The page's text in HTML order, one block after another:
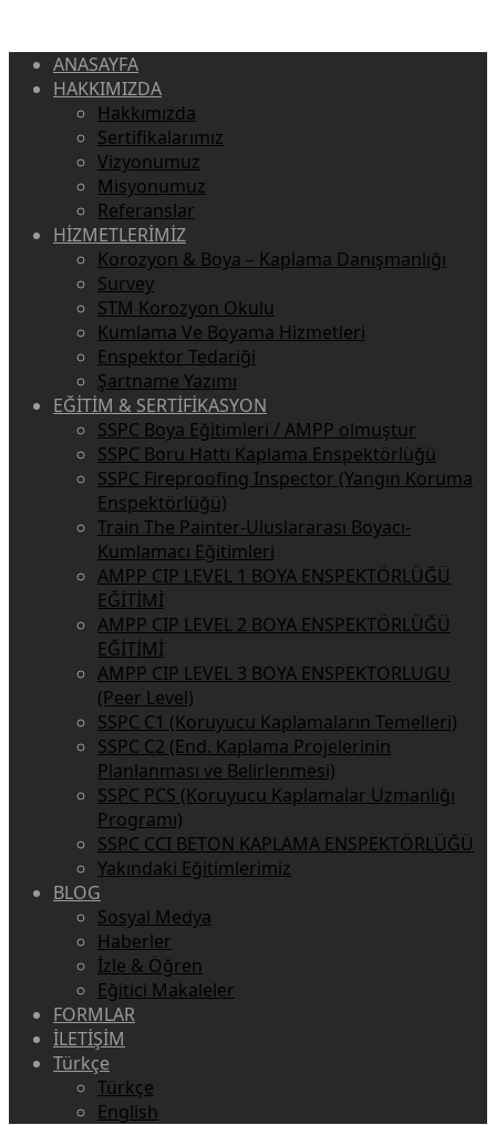
ANASAYFA
HAKKIMIZDA
Hakkımızda
Sertifikalarımız
Vizyonumuz
Misyonumuz
Referanslar
HİZMETLERİMİZ
Korozyon & Boya – Kaplama Danışmanlığı
Survey
STM Korozyon Okulu
Kumlama Ve Boyama Hizmetleri
Enspektor Tedariği
Şartname Yazımı
EĞİTİM & SERTİFİKASYON
SSPC Boya Eğitimleri / AMPP olmuştur
SSPC Boru Hattı Kaplama Enspektörlüğü
SSPC Fireproofing Inspector (Yangın Koruma
Enspektörlüğü)
Train The Painter-Uluslararası Boyacı-
Kumlamacı Eğitimleri
AMPP CIP LEVEL 1 BOYA ENSPEKTÖRLÜĞÜ
EĞİTİMİ
AMPP CIP LEVEL 2 BOYA ENSPEKTÖRLÜĞÜ
EĞİTİMİ
AMPP CIP LEVEL 3 BOYA ENSPEKTORLUGU
(Peer Level)
SSPC C1 (Koruyucu Kaplamaların Temelleri)
SSPC C2 (End. Kaplama Projelerinin
Planlanması ve Belirlenmesi)
SSPC PCS (Koruyucu Kaplamalar Uzmanlığı
Programı)
SSPC CCI BETON KAPLAMA ENSPEKTÖRLÜĞÜ
Yakındaki Eğitimlerimiz
BLOG
Sosyal Medya
Haberler
İzle & Öğren
Eğitici Makaleler
FORMLAR
İLETİŞİM
Türkçe
Türkçe
English